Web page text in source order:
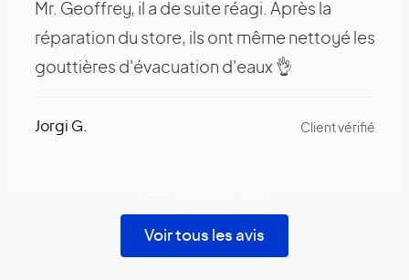
Mr. Geoffrey, il a de suite réagi. Après la
réparation du store, ils ont même nettoyé les
gouttières d'évacuation d'eaux 👌
Jorgi G. Client vérifié